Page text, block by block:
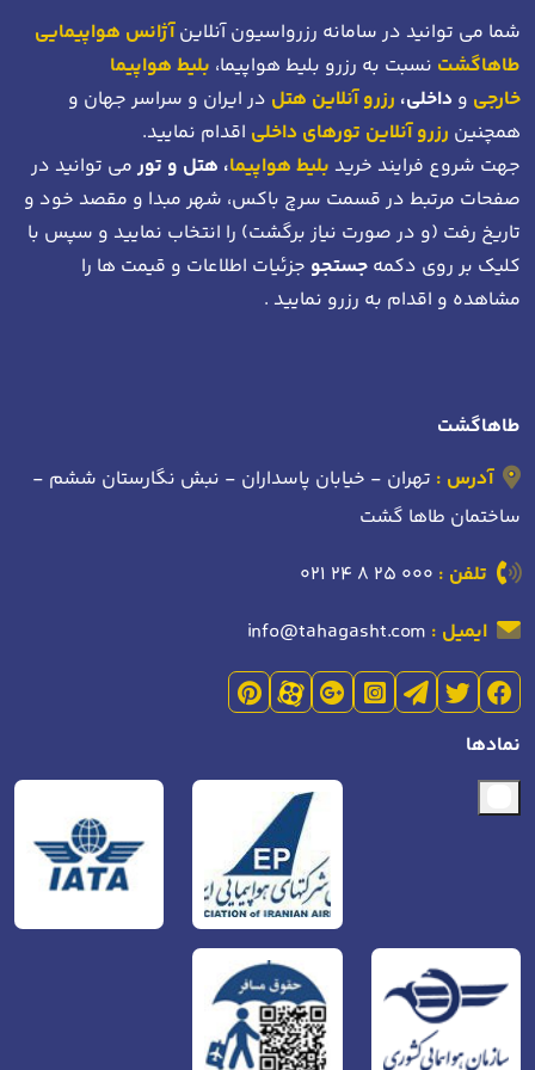
شما می توانید در سامانه رزرواسیون آنلاینآژانس هواپیمایی
طاهاگشت نسبت به رزرو بلیط هواپیما، بلیط هواپیما
خارجی و داخلی، رزرو آنلاین هتل در ایران و سراسر جهان و
همچنین رزرو آنلاین تورهای داخلی اقدام نمایید.
جهت شروع فرایند خرید بلیط هواپیما، هتل و تورمی توانید در
صفحات مرتبط در قسمت سرچ باکس، شهر مبدا و مقصد خود و
تاریخ رفت (و در صورت نیاز برگشت) را انتخاب نمایید و سپس با
کلیک بر روی دکمه جستجو جزئیات اطلاعات و قیمت ها را
مشاهده و اقدام به رزرو نمایید .
طاهاگشت
آدرس : تهران - خیابان پاسداران - نبش نگارستان ششم -
ساختمان طاها گشت
تلفن : 021 24 8 25 000
ایمیل : info@tahagasht.com
نمادها